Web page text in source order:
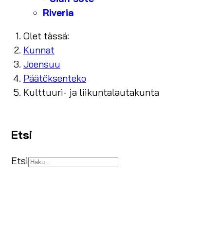
Riveria
Olet tässä:
Kunnat
Joensuu
Päätöksenteko
Kulttuuri- ja liikuntalautakunta
Etsi
Etsi